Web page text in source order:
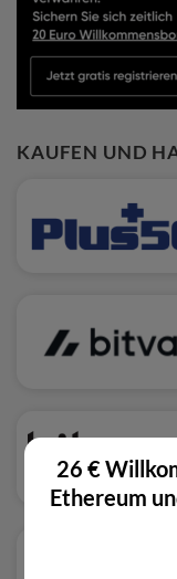
KAUFEN UND
26 €
Ethereum